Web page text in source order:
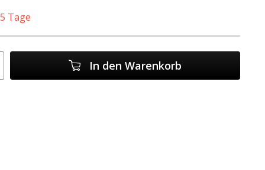
Tage
In den Warenkorb